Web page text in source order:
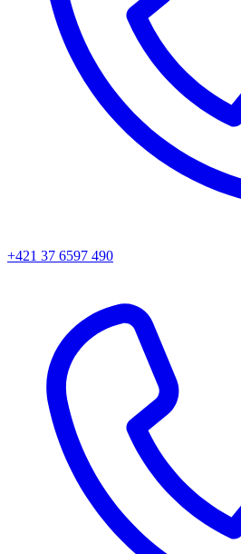
+421 37 6597 490